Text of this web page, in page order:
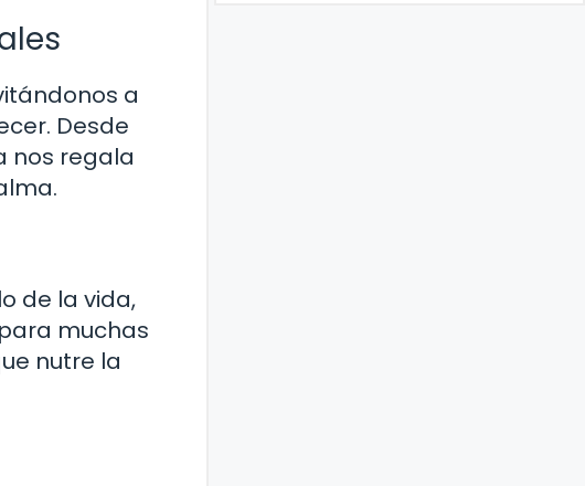
a
Desde
nos regala
de la vida,
muchas
nutre la